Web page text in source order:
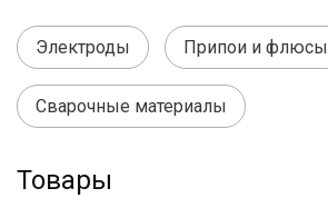
Электроды Припои и флюсы
Сварочные материалы
Товары